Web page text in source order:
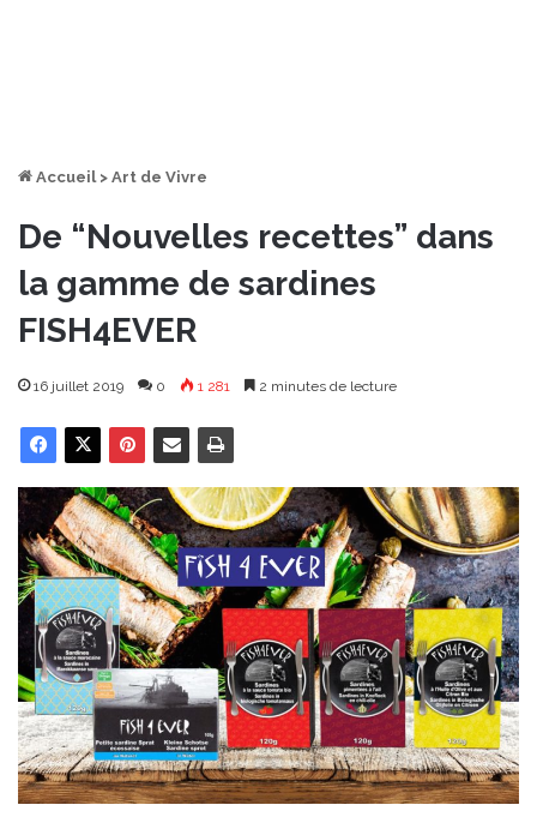
Accueil > Art de Vivre
De “Nouvelles recettes” dans
la gamme de sardines
FISH4EVER
16 juillet 2019 0 1 281 2 minutes de lecture